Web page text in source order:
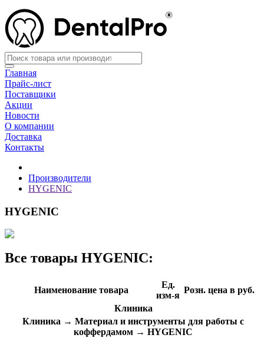
Главная
Прайс-лист
Поставщики
Акции
Новости
О компании
Доставка
Контакты
Производители
HYGENIC
HYGENIC
Все товары HYGENIC:
Наименование товара
Ед.
изм-я
Розн. цена в руб.
Клиника
Клиника → Материал и инструменты для работы с
коффердамом → HYGENIC